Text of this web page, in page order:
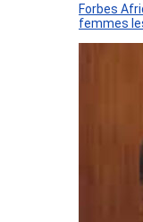
Forbes
femmes